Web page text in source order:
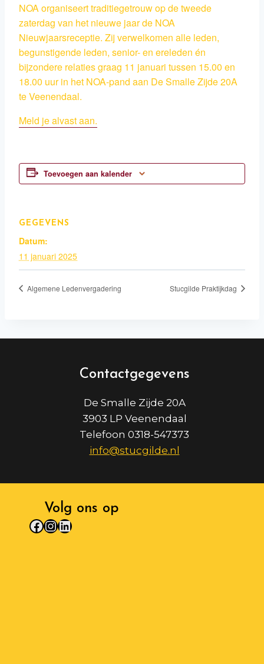
NOA organiseert traditiegetrouw op de tweede
zaterdag van het nieuwe jaar de NOA
Nieuwjaarsreceptie. Zij verwelkomen alle leden,
begunstigende leden, senior- en ereleden én
bijzondere relaties graag 11 januari tussen 15.00 en
18.00 uur in het NOA-pand aan De Smalle Zijde 20A
te Veenendaal.
Meld je alvast aan.
Toevoegen aan kalender
GEGEVENS
Datum:
11 januari 2025
Algemene Ledenvergadering Stucgilde Praktijkdag
Contactgegevens
De Smalle Zijde 20A
3903 LP Veenendaal
Telefoon 0318-547373
info@stucgilde.nl
Volg ons op
Facebook
Instagram
LinkedIn